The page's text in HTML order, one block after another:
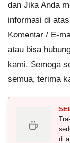
dan Jika Anda
informasi di
Komentar / E-
atau bisa
kami. Semoga
semua, terima
di